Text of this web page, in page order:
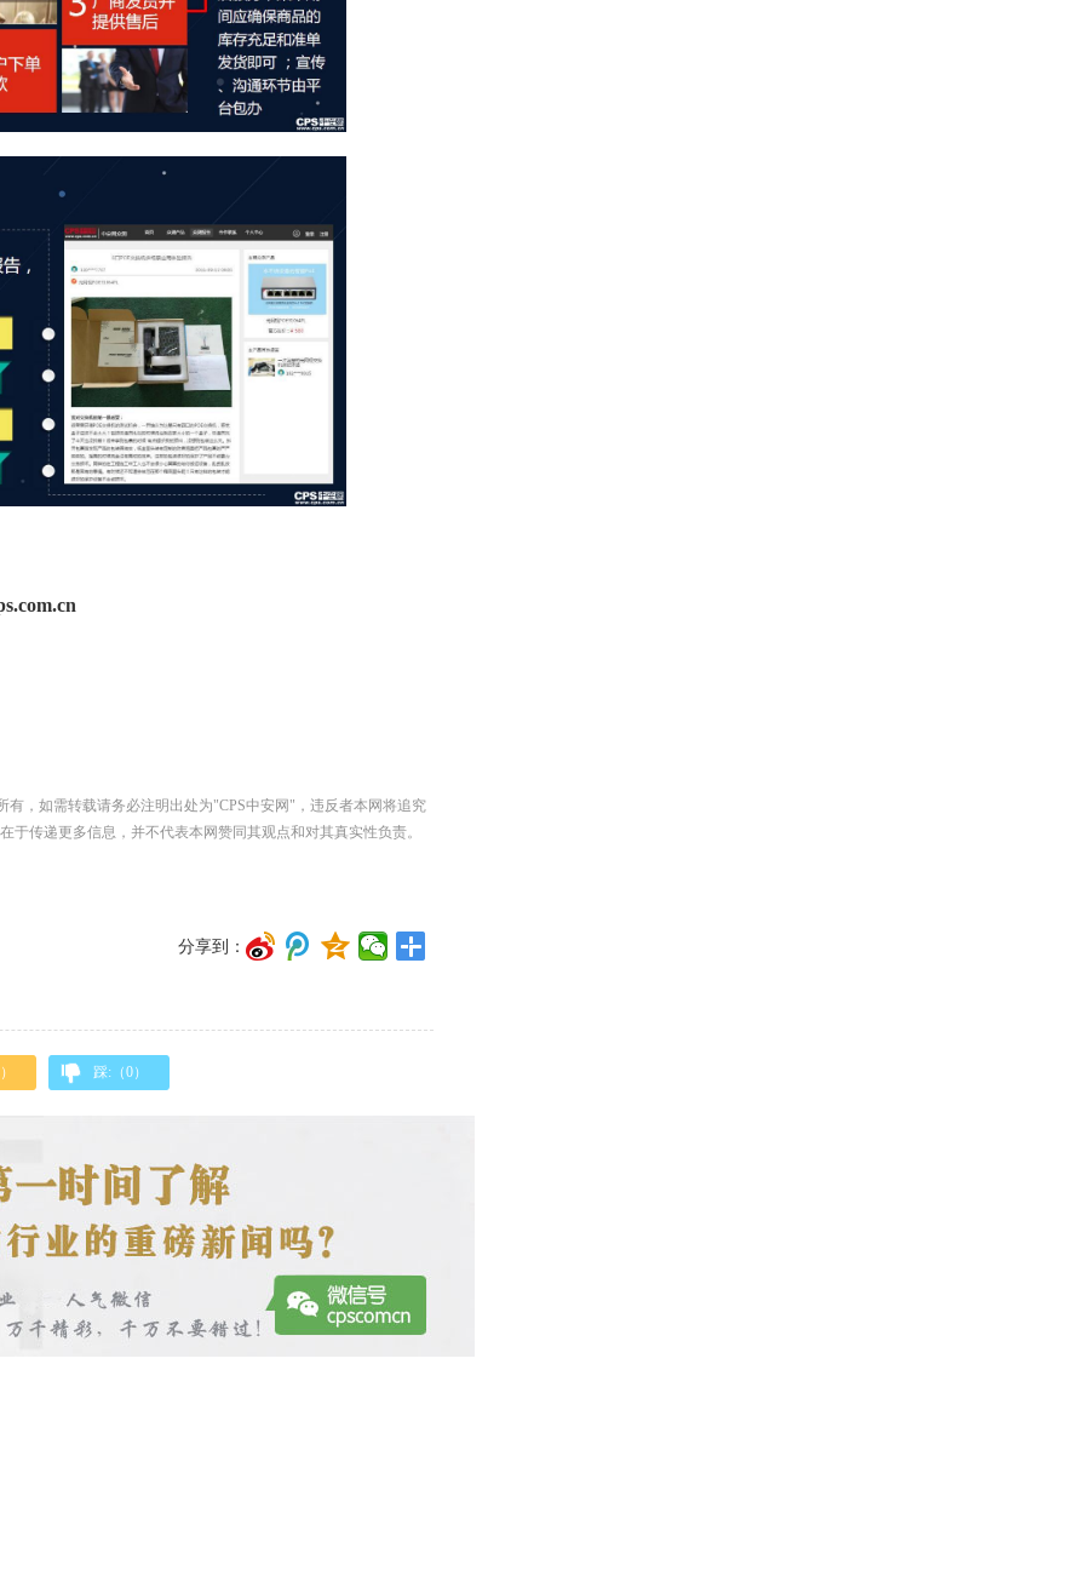
，如需转载请务必注明出处为"CPS中安网"，违反者本网将追究
传递更多信息，并不代表本网赞同其观点和对其真实性负责。
分享到：
） 踩:（0）